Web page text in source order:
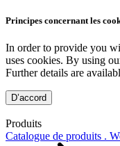
Principes concernant les
In order to provide you
uses cookies. By using
Further details are
D’accord
Produits
Catalogue de produits .